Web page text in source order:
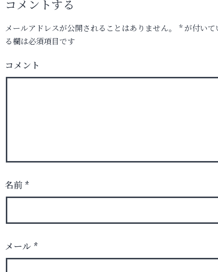
コメントする
メールアドレスが公開されることはありません。 *が付いて
る欄は必須項目です
コメント
名前 *
メール *